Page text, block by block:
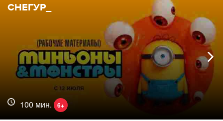
СНЕГУР_
100 мин. 6+